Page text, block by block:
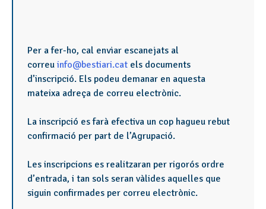
Per a fer-ho, cal enviar escanejats al
correu info@bestiari.cat els documents
d’inscripció. Els podeu demanar en aquesta
mateixa adreça de correu electrònic.
La inscripció es farà efectiva un cop hagueu rebut
confirmació per part de l’Agrupació.
Les inscripcions es realitzaran per rigorós ordre
d’entrada, i tan sols seran vàlides aquelles que
siguin confirmades per correu electrònic.